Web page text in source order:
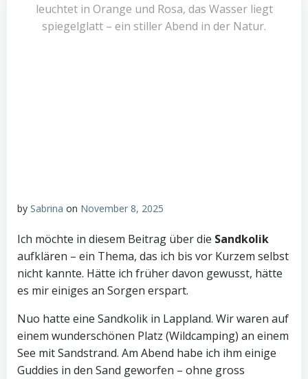
by Sabrina on November 8, 2025
Ich möchte in diesem Beitrag über die Sandkolik
aufklären – ein Thema, das ich bis vor Kurzem selbst
nicht kannte. Hätte ich früher davon gewusst, hätte
es mir einiges an Sorgen erspart.
Nuo hatte eine Sandkolik in Lappland. Wir waren auf
einem wunderschönen Platz (Wildcamping) an einem
See mit Sandstrand. Am Abend habe ich ihm einige
Guddies in den Sand geworfen – ohne gross